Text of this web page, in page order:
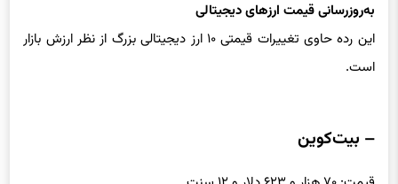
به‌روزرسانی قیمت ارزهای دیجیتالی
این رده حاوی تغییرات قیمتی ۱۰ ارز دیجیتالی بزرگ از نظر ارزش بازار
است.
– بیت‌کوین